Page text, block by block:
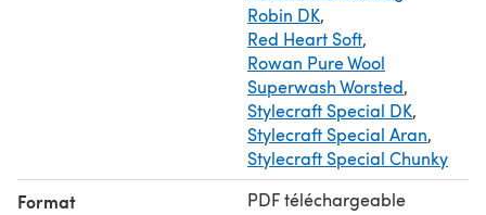
Robin DK,
Red Heart Soft,
Rowan Pure Wool
Superwash Worsted,
Stylecraft Special DK,
Stylecraft Special Aran,
Stylecraft Special Chunky
Format PDF téléchargeable